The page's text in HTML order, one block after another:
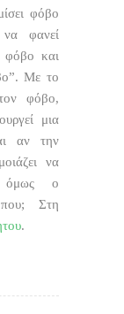
φόβο
φανεί
φόβο και
Με το
φόβο,
μια
αν την
να
όμως ο
Στη
.